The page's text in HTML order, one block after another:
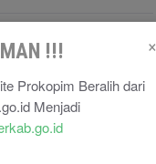
×
!!!
Prokopim Beralih dari
Menjadi
di Bali
Fadli dijadwalkan
Budaya yang
Senin (25/10).